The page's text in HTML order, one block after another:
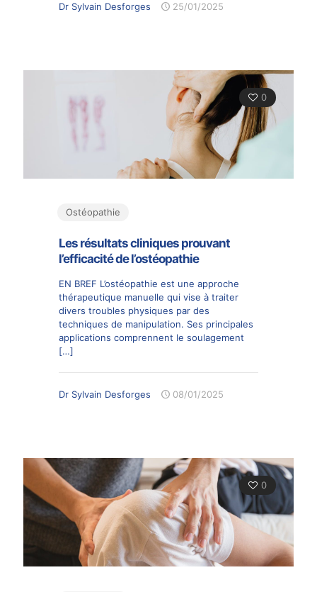
Dr Sylvain Desforges 25/01/2025
0
Ostéopathie
Les résultats cliniques prouvant
l’efficacité de l’ostéopathie
EN BREF L’ostéopathie est une approche
thérapeutique manuelle qui vise à traiter
divers troubles physiques par des
techniques de manipulation. Ses principales
applications comprennent le soulagement
[…]
Dr Sylvain Desforges 08/01/2025
0